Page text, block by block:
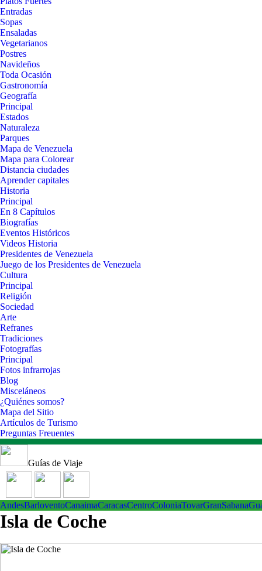
Entradas
Sopas
Ensaladas
Vegetarianos
Postres
Navideños
Toda Ocasión
Gastronomía
Geografía
Principal
Estados
Naturaleza
Parques
Mapa de Venezuela
Mapa para Colorear
Distancia ciudades
Aprender capitales
Historia
Principal
En 8 Capítulos
Biografías
Eventos Históricos
Videos Historia
Presidentes de Venezuela
Juego de los Presidentes de Venezuela
Cultura
Principal
Religión
Sociedad
Arte
Refranes
Tradiciones
Fotografías
Principal
Fotos infrarrojas
Blog
Misceláneos
¿Quiénes somos?
Mapa del Sitio
Artículos de Turismo
Preguntas Freuentes
Guías de Viaje
AndesBarloventoCanaimaCaracasCentroColoniaTovarGranSabana
Isla de Coche